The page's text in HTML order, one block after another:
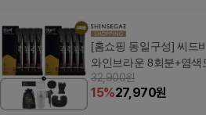
[홈쇼핑 동일구성] 씨드
와인브라운 8회분+염색
32,900원
15%27,970원